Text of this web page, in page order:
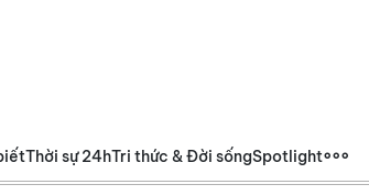
Thời sự 24hTri thức & Đời sốngSpotlight